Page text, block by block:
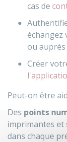
cas de
échangez
ou
Créer
Peut-on être
Des points
imprimantes et
dans chaque